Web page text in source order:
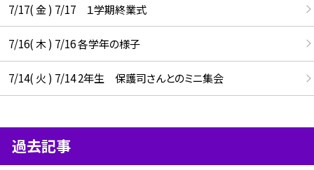
7/17( 金 ) 7/17 １学期終業式
7/16( 木 ) 7/16 各学年の様子
7/14( 火 ) 7/14 2年生 保護司さんとのミニ集会
過去記事